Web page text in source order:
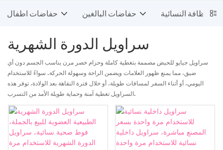
حفاضات اطفال حفاضات البالغين النظافة النسائية
سراويل الدورة الشهرية
سراويل جيايو للحيض مصممة بتغطية كاملة وحزام خصر مرن يناسب الجسم دون أي
ضيق، مما يمنع ظهور العلامات ويضمن الراحة وسهولة الحركة. سواءً للاستخدام
اليومي، أو أثناء السفر لمسافات طويلة، أو خلال فترة النقاهة بعد الولادة، توفر هذه
السراويل تغطية آمنة وحماية طويلة الأمد من التسرب.